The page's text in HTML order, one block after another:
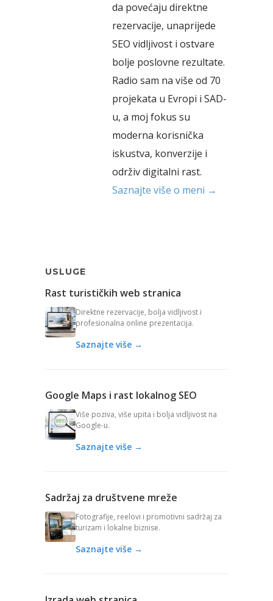
da povećaju direktne
rezervacije, unaprijede
SEO vidljivost i ostvare
bolje poslovne rezultate.
Radio sam na više od 70
projekata u Evropi i SAD-
u, a moj fokus su
moderna korisnička
iskustva, konverzije i
održiv digitalni rast.
Saznajte više o meni →
USLUGE
Rast turističkih web stranica
Direktne rezervacije, bolja vidljivost i
profesionalna online prezentacija.
Saznajte više →
Google Maps i rast lokalnog SEO
Više poziva, više upita i bolja vidljivost na
Google-u.
Saznajte više →
Sadržaj za društvene mreže
Fotografije, reelovi i promotivni sadržaj za
turizam i lokalne biznise.
Saznajte više →